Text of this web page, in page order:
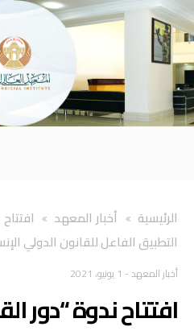
‫الرئيسية‬ أخبار المعهد
التطبيق الفاعل للقانون الدولي
أخبار المعهد- 1 يونيو، 2021
افتتاح ندوة “دور